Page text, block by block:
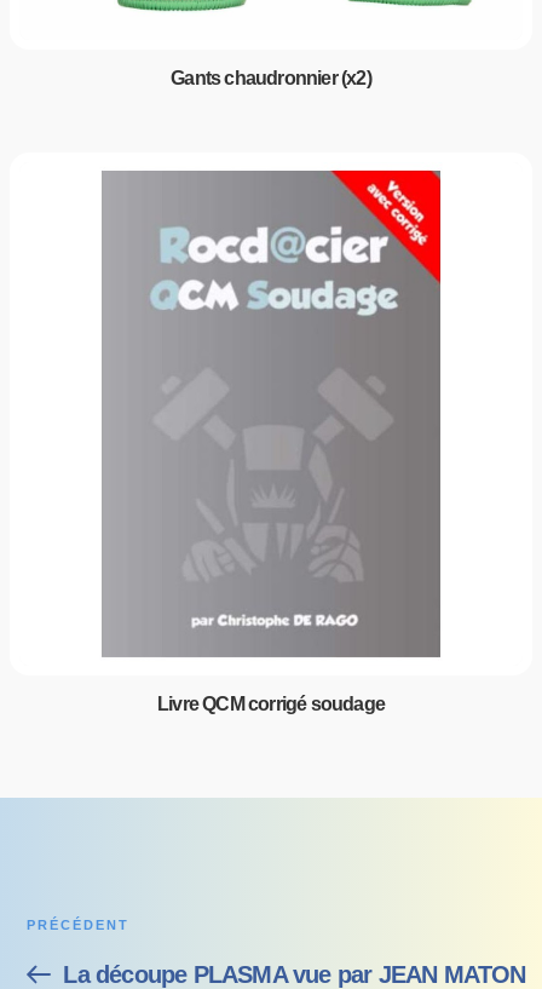
Gants chaudronnier (x2)
Livre QCM corrigé soudage
PRÉCÉDENT
La découpe PLASMA vue par JEAN MATON